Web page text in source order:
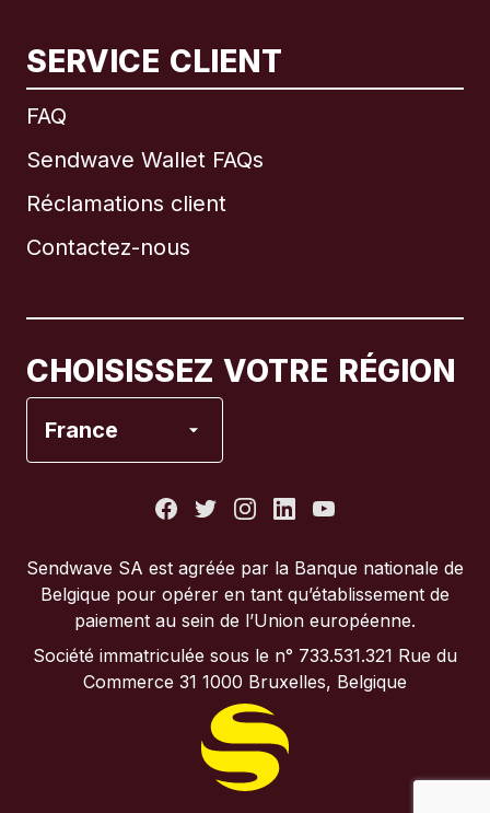
SERVICE CLIENT
FAQ
Sendwave Wallet FAQs
Réclamations client
Contactez-nous
CHOISISSEZ VOTRE RÉGION
France
International English
Brésil
Italie
Portugal
Royaume-Uni
Sendwave SA est agréée par la Banque nationale de
Belgique pour opérer en tant qu’établissement de
paiement au sein de l’Union européenne.
Société immatriculée sous le n° 733.531.321 Rue du
Commerce 31 1000 Bruxelles, Belgique